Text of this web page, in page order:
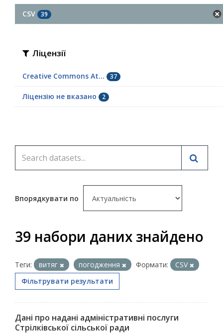
CSV 39
Ліцензії
Creative Commons At... 37
Ліцензію не вказано 2
Впорядкувати по
39 набори даних знайдено
Теги: витяг погодження Формати:
CSV
Фільтрувати результати
Дані про надані адміністративні послуги
Стрілківської сільської ради